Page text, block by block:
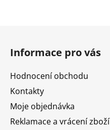
Informace pro vás
Hodnocení obchodu
Kontakty
Moje objednávka
Reklamace a vrácení zboží